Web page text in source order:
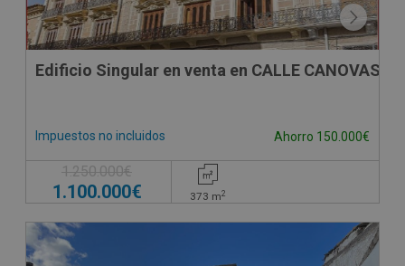
Edificio Singular en venta en CALLE CANOVAS
Impuestos no incluidos Ahorro 150.000€
1.250.000€
1.100.000€ 373 m2
DECO VIRTUAL